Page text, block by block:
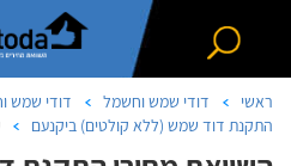
ראשי דודי שמש וחשמל
דודי שמש
התקנת דוד שמש (ללא קולטים) ביקנעם